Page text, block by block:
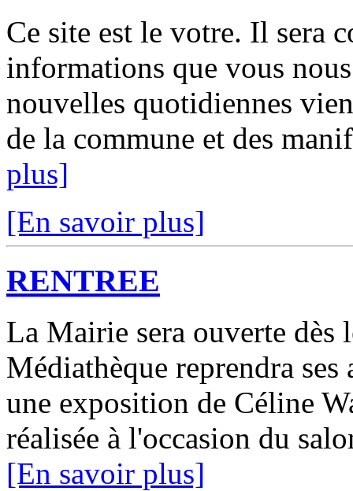
Ce site est le votre. Il sera
informations que vous
nouvelles quotidiennes
de la commune et des
plus]
[En savoir plus]
RENTREE
La Mairie sera ouverte dès
Médiathèque reprendra
une exposition de Céline
réalisée à l'occasion du
[En savoir plus]